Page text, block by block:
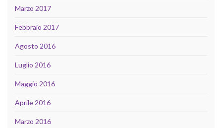
Marzo 2017
Febbraio 2017
Agosto 2016
Luglio 2016
Maggio 2016
Aprile 2016
Marzo 2016